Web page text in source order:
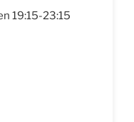
19:15-23:15